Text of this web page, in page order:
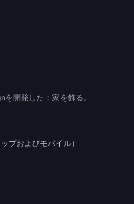
開発した：家を飾る。
プおよびモバイル）